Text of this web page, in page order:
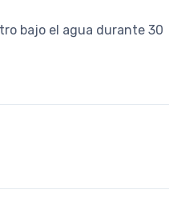
bajo el agua durante 30